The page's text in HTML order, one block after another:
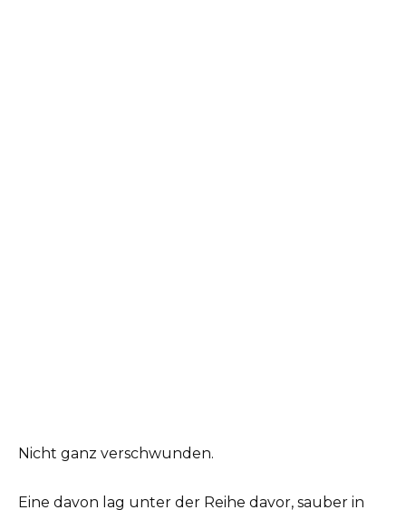
Nicht ganz verschwunden.
Eine davon lag unter der Reihe davor, sauber in